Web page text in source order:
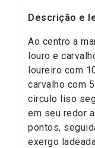
Descrição e
Ao centro a
louro e
loureiro com
carvalho com
circulo liso
em seu redor
pontos,
exergo